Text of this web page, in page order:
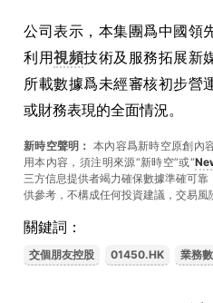
公司表示，本集團爲中國領
利用視頻技術及服務拓展新
所載數據爲未經審核初步營
或財務表現的全面情況。
新時空聲明： 本內容爲新時空原創內
用本內容，須注明來源“新時空”或“
三方信息提供者竭力確保數據準確可
供參考，不構成任何投資建議，交易風
關鍵詞：
交個朋友控股 01450.HK 業務